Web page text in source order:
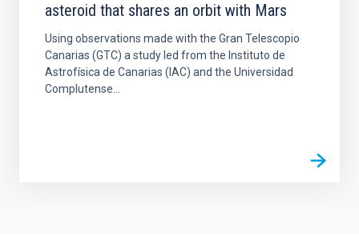
asteroid that shares an orbit with Mars
Using observations made with the Gran Telescopio
Canarias (GTC) a study led from the Instituto de
Astrofísica de Canarias (IAC) and the Universidad
Complutense...